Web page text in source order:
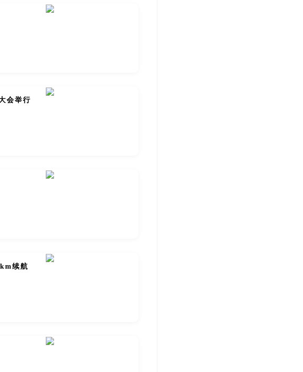
会举行
续航